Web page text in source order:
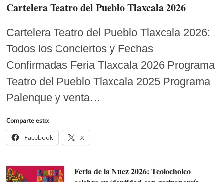
Cartelera Teatro del Pueblo Tlaxcala 2026
Cartelera Teatro del Pueblo Tlaxcala 2026:
Todos los Conciertos y Fechas
Confirmadas Feria Tlaxcala 2026 Programa
Teatro del Pueblo Tlaxcala 2025 Programa
Palenque y venta…
Comparte esto:
Facebook X
Feria de la Nuez 2026: Teolocholco